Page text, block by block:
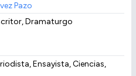
Pazo
Dramaturgo
Ensayista, Ciencias,